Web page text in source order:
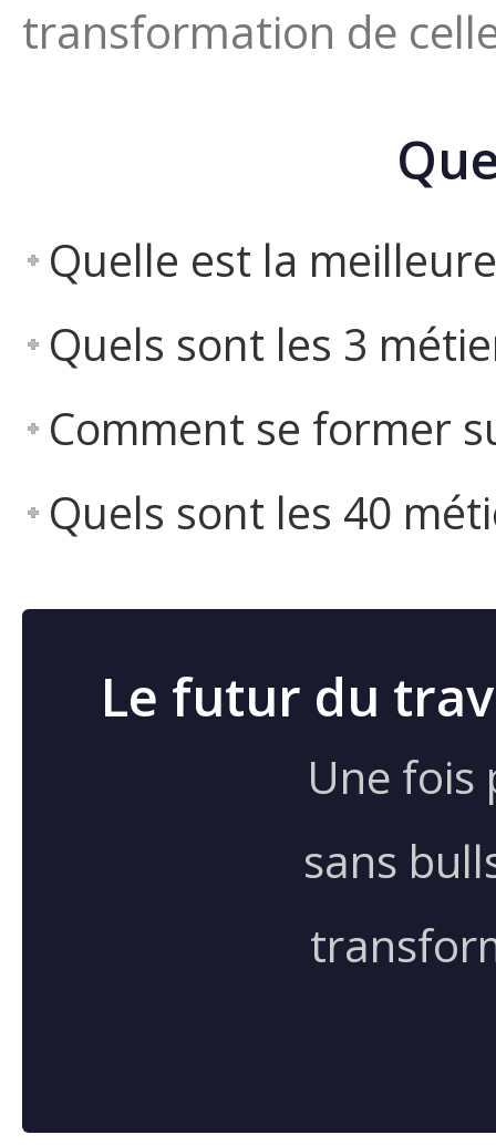
transformation de
Quelle est la
Quels sont les 3
Comment se former
Quels sont les 40
Le futur du
Une fois
sans